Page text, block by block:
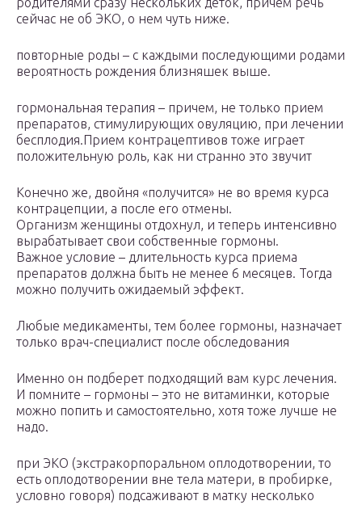
сейчас не об ЭКО, о нем чуть ниже.
повторные роды – с каждыми последующими родами
вероятность рождения близняшек выше.
гормональная терапия – причем, не только прием
препаратов, стимулирующих овуляцию, при лечении
бесплодия.Прием контрацептивов тоже играет
положительную роль, как ни странно это звучит
Конечно же, двойня «получится» не во время курса
контрацепции, а после его отмены.
Организм женщины отдохнул, и теперь интенсивно
вырабатывает свои собственные гормоны.
Важное условие – длительность курса приема
препаратов должна быть не менее 6 месяцев. Тогда
можно получить ожидаемый эффект.
Любые медикаменты, тем более гормоны, назначает
только врач-специалист после обследования
Именно он подберет подходящий вам курс лечения.
И помните – гормоны – это не витаминки, которые
можно попить и самостоятельно, хотя тоже лучше не
надо.
при ЭКО (экстракорпоральном оплодотворении, то
есть оплодотворении вне тела матери, в пробирке,
условно говоря) подсаживают в матку несколько